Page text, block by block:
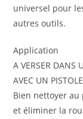
universel pour
autres outils.
Appli­ca­tion
A VERSER DANS
AVEC UN
Bien nettoyer
et éliminer la